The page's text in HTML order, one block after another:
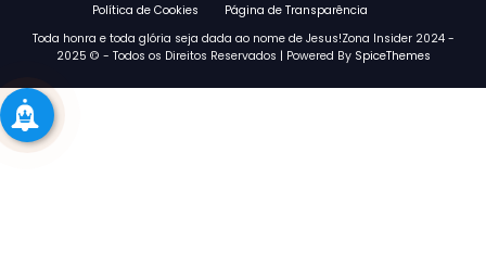
Política de Cookies
Página de Transparência
Toda honra e toda glória seja dada ao nome de Jesus!Zona Insider 2024 -
2025 © - Todos os Direitos Reservados | Powered By SpiceThemes